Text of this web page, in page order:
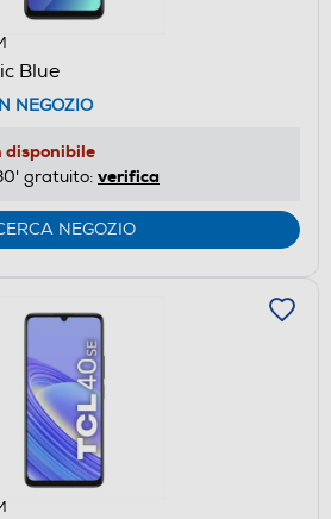
Blue
NEGOZIO
disponibile
gratuito: verifica
NEGOZIO